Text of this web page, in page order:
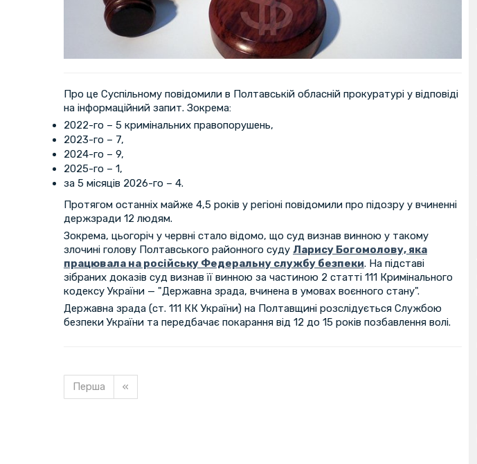
Про це Суспільному повідомили в Полтавській обласній прокуратурі у відповіді
на інформаційний запит. Зокрема:
2022-го – 5 кримінальних правопорушень,
2023-го – 7,
2024-го – 9,
2025-го – 1,
за 5 місяців 2026-го – 4.
Протягом останніх майже 4,5 років у регіоні повідомили про підозру у вчиненні
держзради 12 людям.
Зокрема, цьогоріч у червні стало відомо, що суд визнав винною у такому
злочині голову Полтавського районного суду Ларису Богомолову, яка
працювала на російську Федеральну службу безпеки. На підставі
зібраних доказів суд визнав її винною за частиною 2 статті 111 Кримінального
кодексу України — "Державна зрада, вчинена в умовах воєнного стану".
Державна зрада (ст. 111 КК України) на Полтавщині розслідується Службою
безпеки України та передбачає покарання від 12 до 15 років позбавлення волі.
Перша «